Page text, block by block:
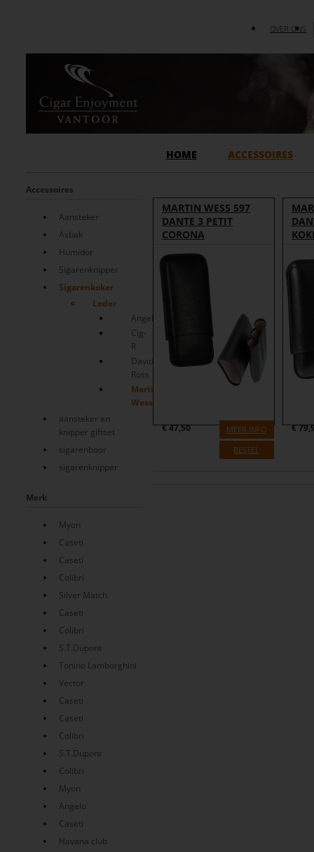
OVER ONS
HOME ACCESSOIRES
Accessoires
Aansteker
Asbak
Humidor
Sigarenknipper
Sigarenkoker
Leder
Angelo
Cig-
R
David
Ross
Martin
Wess
aansteker en
knipper giftset
sigarenboor
sigarenknipper
Merk
Myon
Caseti
Caseti
Colibri
Silver Match
Caseti
Colibri
S.T.Dupont
Tonino Lamborghini
Vector
Caseti
Caseti
Colibri
S.T.Dupont
Colibri
Myon
Angelo
Caseti
Havana club
MARTIN WESS 597
DANTE 3 PETIT
CORONA
€47,50
MEER INFO
BESTEL
€